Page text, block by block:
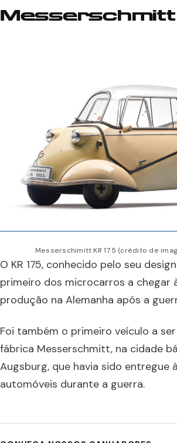
Messerschmitt
Messerschimitt KR 175 (crédito de
O KR 175, conhecido pelo seu
primeiro dos microcarros a chegar
produção na Alemanha após a
Foi também o primeiro veículo a
fábrica Messerschmitt, na cidade
Augsburg, que havia sido entregue
automóveis durante a guerra.